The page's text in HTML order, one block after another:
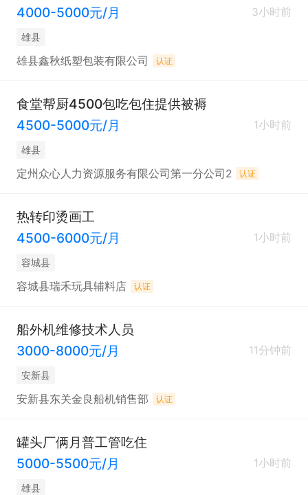
4000-5000元/月 3小时前
雄县
雄县鑫秋纸塑包装有限公司 认证
食堂帮厨4500包吃包住提供被褥
4500-5000元/月
1小时前
雄县
定州众心人力资源服务有限公司第一分公司2 认证
热转印烫画工
4500-6000元/月
1小时前
容城县
容城县瑞禾玩具辅料店 认证
船外机维修技术人员
3000-8000元/月
11分钟前
安新县
安新县东关金良船机销售部 认证
罐头厂俩月普工管吃住
5000-5500元/月
1小时前
雄县